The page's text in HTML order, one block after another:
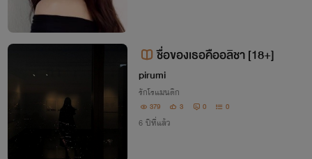
ชื่อของเธอคืออลิชา [18+]
pirumi
รักโรแมนติก
379 3 0 0
6 ปีที่แล้ว